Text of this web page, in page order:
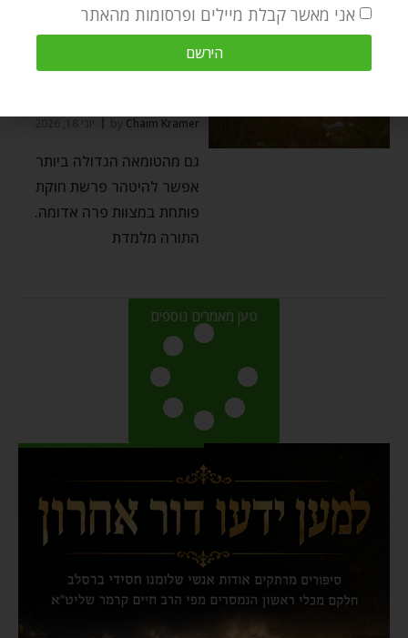
פרשת חוקת – אמונה,
Chaim Kramer
גם מהטומאה הגדולה ביותר
אפשר להיטהר פרשת חוקת
פותחת במצוות פרה אדומה.
התורה מלמדת
טען מאמרים נוספים
אני מאשר קבלת מיילים ופרסומות מהאתר
הירשם